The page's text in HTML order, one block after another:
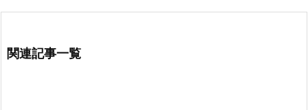
関連記事一覧